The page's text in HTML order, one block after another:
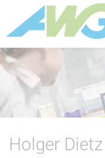
Holger Dietz